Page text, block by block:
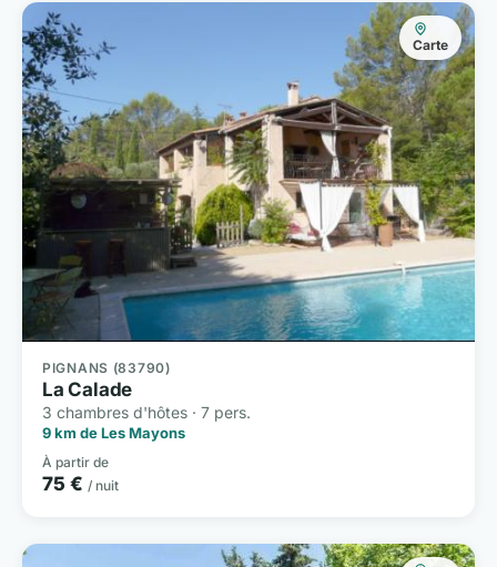
Carte
PIGNANS (83790)
La Calade
3 chambres d'hôtes · 7 pers.
9 km de Les Mayons
À partir de
75 € / nuit